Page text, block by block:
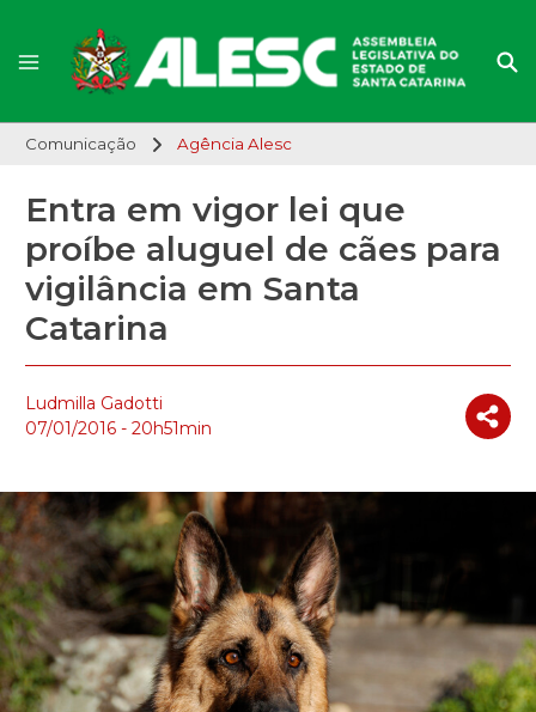
Comunicação Agência Alesc
Entra em vigor lei que
proíbe aluguel de cães para
vigilância em Santa
Catarina
Ludmilla Gadotti
07/01/2016 - 20h51min